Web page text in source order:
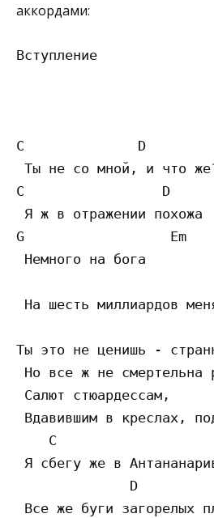
аккордами:
Вступление
C              D
Ты не со мной, и что
C                 D
Я ж в отражении похожа
G                  Em
Немного на бога
На шесть миллиардов
Ты это не ценишь -
Но все ж не смертельна
Салют стюардессам,
Вдавившим в креслах,
C
Я сбегу же в
D
Все же буги загорелых